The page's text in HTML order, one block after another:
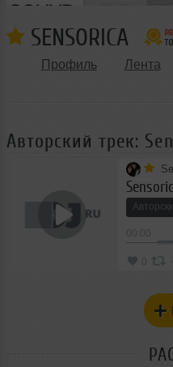
SENSORICA
Профиль Лента
Авторский трек: